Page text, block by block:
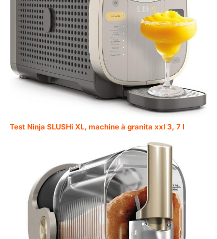
Test Ninja SLUSHi XL, machine à granita xxl 3, 7 l